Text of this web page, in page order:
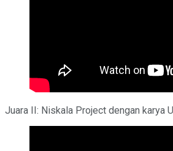
Juara II: Niskala Project dengan karya